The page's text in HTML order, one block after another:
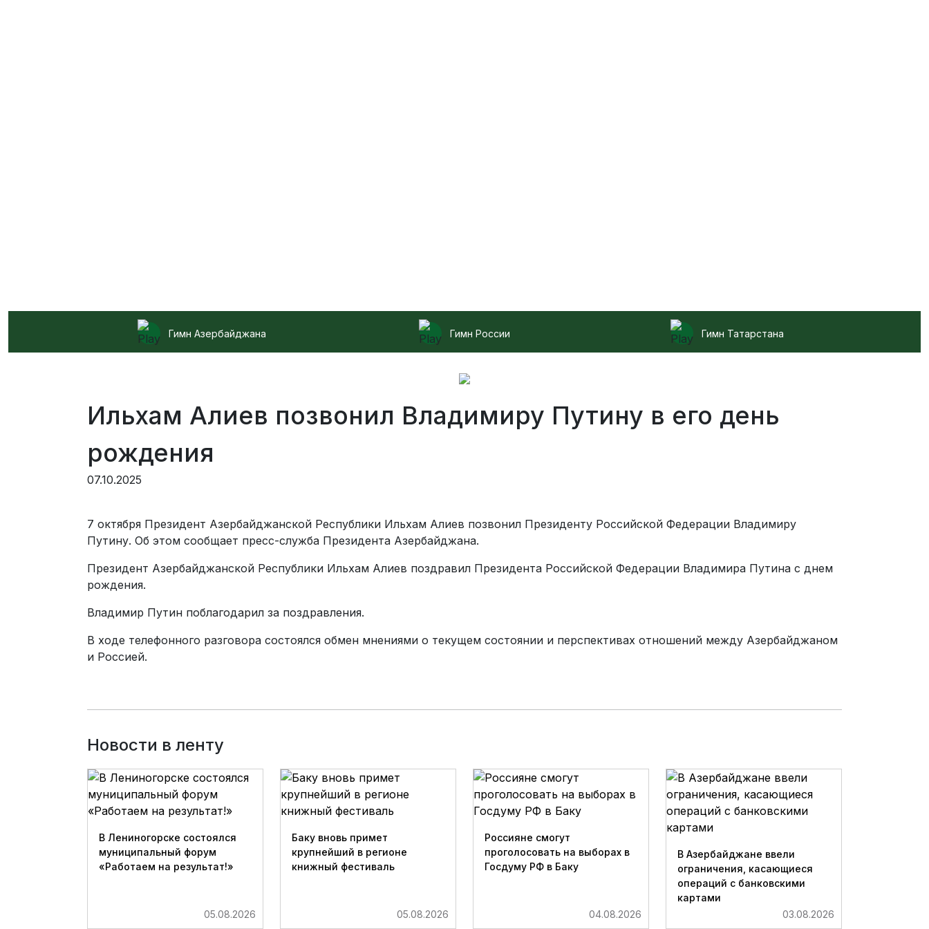
Гимн Азербайджана Гимн России Гимн Татарстана
Ильхам Алиев позвонил Владимиру Путину в его день
рождения
07.10.2025
7 октября Президент Азербайджанской Республики Ильхам Алиев позвонил Президенту Российской Федерации Владимиру
Путину. Об этом сообщает пресс-служба Президента Азербайджана.
Президент Азербайджанской Республики Ильхам Алиев поздравил Президента Российской Федерации Владимира Путина с днем
рождения.
Владимир Путин поблагодарил за поздравления.
В ходе телефонного разговора состоялся обмен мнениями о текущем состоянии и перспективах отношений между Азербайджаном
и Россией.
Новости в ленту
В Лениногорске состоялся
муниципальный форум
«Работаем на результат!»
05.08.2026
Баку вновь примет
крупнейший в регионе
книжный фестиваль
05.08.2026
Россияне смогут
проголосовать на выборах в
Госдуму РФ в Баку
04.08.2026
В Азербайджане ввели
ограничения, касающиеся
операций с банковскими
картами
03.08.2026